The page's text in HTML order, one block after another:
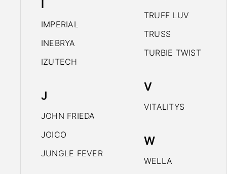
I
IMPERIAL
INEBRYA
IZUTECH
J
JOHN FRIEDA
JOICO
JUNGLE FEVER
TRUFF LUV
TRUSS
TURBIE TWIST
V
VITALITYS
W
WELLA